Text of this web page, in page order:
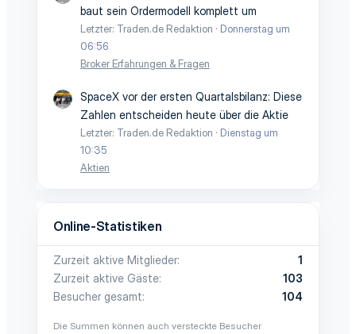
baut sein Ordermodell komplett um
Letzter: Traden.de Redaktion
Donnerstag um
06:56
Broker Erfahrungen & Fragen
SpaceX vor der ersten Quartalsbilanz: Diese
Zahlen entscheiden heute über die Aktie
Letzter: Traden.de Redaktion
Dienstag um
10:35
Aktien
Online-Statistiken
Zurzeit aktive Mitglieder
1
Zurzeit aktive Gäste
103
Besucher gesamt
104
Die Summen können auch versteckte Besucher